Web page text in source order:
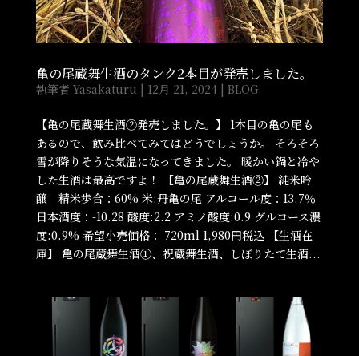
亀の尾蔵舞生酒のタンク2本目が発売しました。
執筆者 Yasakaturu | 12月 21, 2024| BLOG
【亀の尾蔵舞生酒②発売しました。】 1本目の亀の尾も
あるので、飲み比べてみてはどうでしょうか。 そろそろ
雪が降りそうな気温になってきました。 暖かい鍋と冷や
した生酒は最高ですよ！ 【亀の尾蔵舞生酒②】 純米吟
醸 精米歩合：60% 米:丹亀の尾 アルコール度：13.7％
日本酒度：-10.28 酸度:2.2 アミノ酸度:0.9 グルコース濃
度:0.9% 希望小売価格： 720ml 1,980円税込 【生酒在
庫】 亀の尾蔵舞生酒①、祝蔵舞生酒、しぼりたて生酒...